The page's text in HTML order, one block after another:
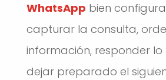
WhatsApp bien
capturar la consulta,
información, responder
dejar preparado el